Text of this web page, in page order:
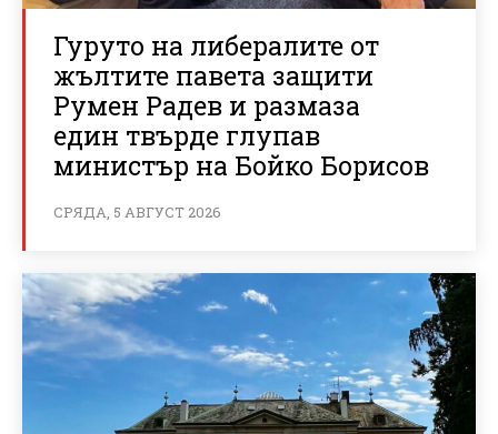
Гуруто на либералите от
жълтите павета защити
Румен Радев и размаза
един твърде глупав
министър на Бойко Борисов
СРЯДА, 5 АВГУСТ 2026